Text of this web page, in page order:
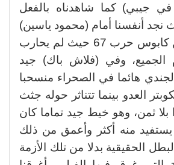
في جيبي) كما شاهدناه بالفعل
أنفسنا أمام (محمود ياسين)
الجندي العائد من كابوس حرب 67 حيث لم يحارب
الجميع، وفي (فلاش باك) جيد
هائما في الصحراء منسحبا
العدو بينما تتناثر حوله جثث
بلا ثمن، وهو خيط جيد تماما كان
منه أكثر وأعمق من ذلك
الحقيقية بدلا من تلك الأزمة